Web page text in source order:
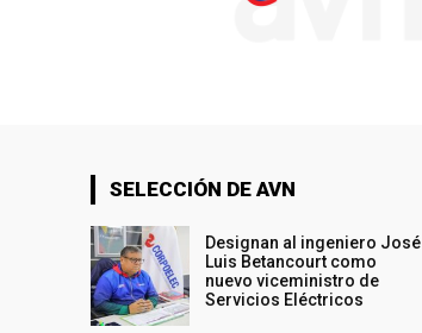
SELECCIÓN DE AVN
Designan al ingeniero José
Luis Betancourt como
nuevo viceministro de
Servicios Eléctricos